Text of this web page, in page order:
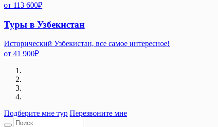
от 113 600₽
Туры в Узбекистан
Исторический Узбекистан, все самое интересное!
от 41 900₽
Подберите мне тур Перезвоните мне